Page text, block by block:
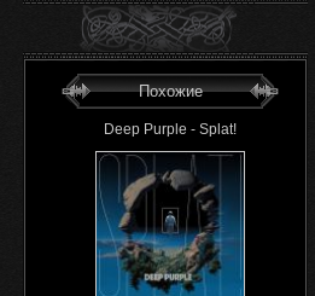
Похожие
Deep Purple - Splat!